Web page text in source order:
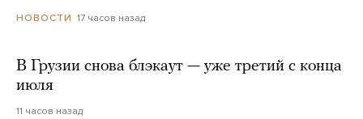
НОВОСТИ 17 часов назад
В Грузии снова блэкаут — уже третий с конца
июля
11 часов назад